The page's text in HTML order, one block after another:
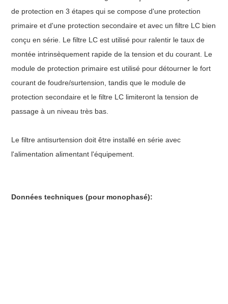
de protection en 3 étapes qui se compose d'une protection
primaire et d'une protection secondaire et avec un filtre LC bien
conçu en série. Le filtre LC est utilisé pour ralentir le taux de
montée intrinsèquement rapide de la tension et du courant. Le
module de protection primaire est utilisé pour détourner le fort
courant de foudre/surtension, tandis que le module de
protection secondaire et le filtre LC limiteront la tension de
passage à un niveau très bas.
Le filtre antisurtension doit être installé en série avec
l'alimentation alimentant l'équipement.
Données techniques (pour monophasé):